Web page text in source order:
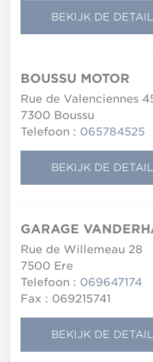
BEKIJK DE
BOUSSU MOTOR
Rue de Valenciennes
7300 Boussu
Telefoon : 065784525
BEKIJK DE
GARAGE
Rue de Willemeau 28
7500 Ere
Telefoon : 069647174
Fax : 069215741
BEKIJK DE